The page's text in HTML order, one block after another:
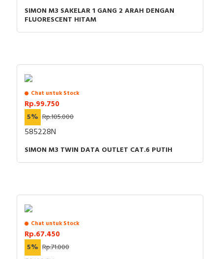
SIMON M3 SAKELAR 1 GANG 2 ARAH DENGAN
FLUORESCENT HITAM
Chat untuk Stock
Rp.99.750
5% Rp.105.000
585228N
SIMON M3 TWIN DATA OUTLET CAT.6 PUTIH
Chat untuk Stock
Rp.67.450
5% Rp.71.000